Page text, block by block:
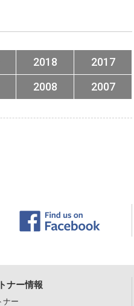
2018
2017
2008 2007
ナー情報
ナー